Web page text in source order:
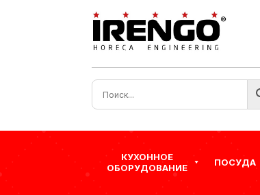
КУХОННОЕ
ОБОРУДОВАНИЕ
ПОСУДА